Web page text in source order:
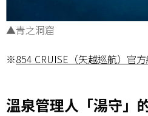
▲青之洞窟
※854 CRUISE（矢越巡航）官
溫泉管理人「湯守」